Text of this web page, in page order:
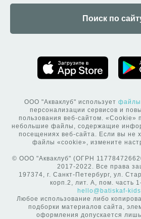
Поиск по
ООО "Акваклуб" использует файлы
персонализации сервисов и
пользования веб-сайтом. «Cookie»
небольшие файлы, содержащие
посещениях веб-сайта. Если вы не
файлы «cookie», измените
© ООО "Акваклуб" (ОГРН
2017-2022. Все права
197374, г. Санкт-Петербург, ул.
корп.2, лит. А, пом. часть
hello@batiskaf-
Любое использование либо
подборки материалов сайта,
оформления допускается